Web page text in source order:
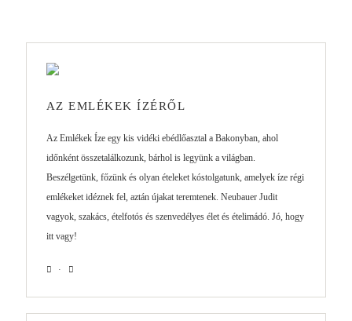
AZ EMLÉKEK ÍZÉRŐL
Az Emlékek Íze egy kis vidéki ebédlőasztal a Bakonyban, ahol
időnként összetalálkozunk, bárhol is legyünk a világban.
Beszélgetünk, főzünk és olyan ételeket kóstolgatunk, amelyek íze régi
emlékeket idéznek fel, aztán újakat teremtenek. Neubauer Judit
vagyok, szakács, ételfotós és szenvedélyes élet és ételimádó. Jó, hogy
itt vagy!